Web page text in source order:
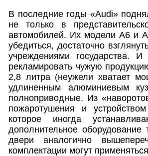
В последние годы «Audi»
не только в
автомобилей. Их модели А6 и
убедиться, достаточно
учреждениями государства.
рекламировать чужую
2,8 литра (неужели хватает
удлиненным алюминиевым
полноприводные. Из
пожаротушения и
которое иногда
дополнительное
двери аналогично
комплектации могут